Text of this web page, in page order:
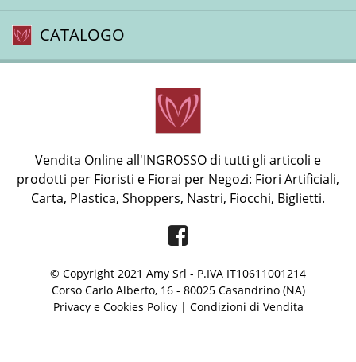
CATALOGO
Vendita Online all'INGROSSO di tutti gli articoli e
prodotti per Fioristi e Fiorai per Negozi: Fiori Artificiali,
Carta, Plastica, Shoppers, Nastri, Fiocchi, Biglietti.
© Copyright 2021 Amy Srl - P.IVA IT10611001214
Corso Carlo Alberto, 16 - 80025 Casandrino (NA)
Privacy e Cookies Policy| Condizioni di Vendita